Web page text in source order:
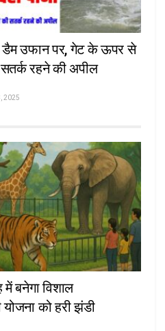
उफान पर, गेट के ऊपर से
रहने की अपील
2025
बनेगा विशाल
योजना को हरी झंडी